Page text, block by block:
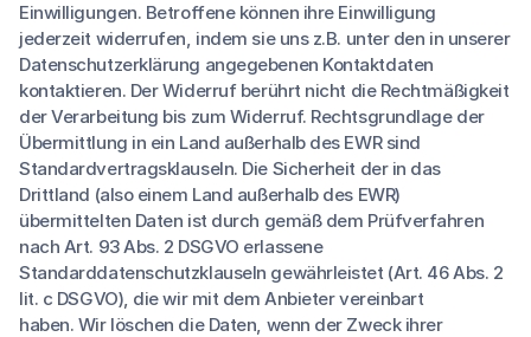
Einwilligungen. Betroffene können ihre Einwilligung
jederzeit widerrufen, indem sie uns z.B. unter den in unserer
Datenschutzerklärung angegebenen Kontaktdaten
kontaktieren. Der Widerruf berührt nicht die Rechtmäßigkeit
der Verarbeitung bis zum Widerruf. Rechtsgrundlage der
Übermittlung in ein Land außerhalb des EWR sind
Standardvertragsklauseln. Die Sicherheit der in das
Drittland (also einem Land außerhalb des EWR)
übermittelten Daten ist durch gemäß dem Prüfverfahren
nach Art. 93 Abs. 2 DSGVO erlassene
Standarddatenschutzklauseln gewährleistet (Art. 46 Abs. 2
lit. c DSGVO), die wir mit dem Anbieter vereinbart
haben. Wir löschen die Daten, wenn der Zweck ihrer